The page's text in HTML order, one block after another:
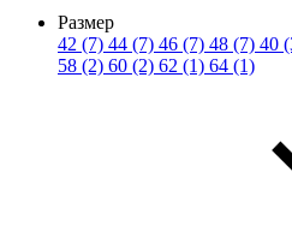
Размер
42 (7) 44 (7) 46 (7) 48 (7) 40
58 (2) 60 (2) 62 (1) 64 (1)